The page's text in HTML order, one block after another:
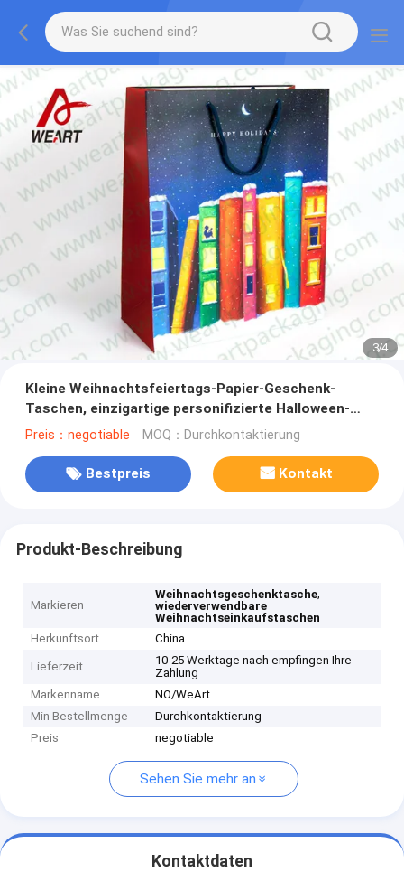
3/4
Kleine Weihnachtsfeiertags-Papier-Geschenk-
Taschen, einzigartige personifizierte Halloween-
Papiertüten
Preis：negotiable MOQ：Durchkontaktierung
Bestpreis Kontakt
Produkt-Beschreibung
Markieren
Weihnachtsgeschenktasche,
wiederverwendbare
Weihnachtseinkaufstaschen
Herkunftsort
China
Lieferzeit
10-25 Werktage nach empfingen Ihre
Zahlung
Markenname
NO/WeArt
Min Bestellmenge
Durchkontaktierung
Preis
negotiable
Sehen Sie mehr an
Kontaktdaten